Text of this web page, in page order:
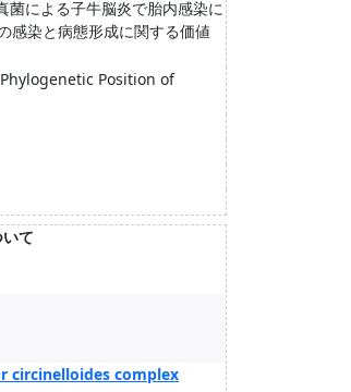
による子牛脳炎で胎内感染に
感染と病態形成に関する価値
Position of
て
circinelloides complex